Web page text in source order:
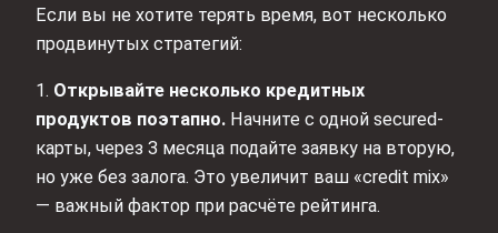
Если вы не хотите терять время, вот несколько
продвинутых стратегий:
1. Открывайте несколько кредитных
продуктов поэтапно. Начните с одной secured-
карты, через 3 месяца подайте заявку на вторую,
но уже без залога. Это увеличит ваш «credit mix»
— важный фактор при расчёте рейтинга.